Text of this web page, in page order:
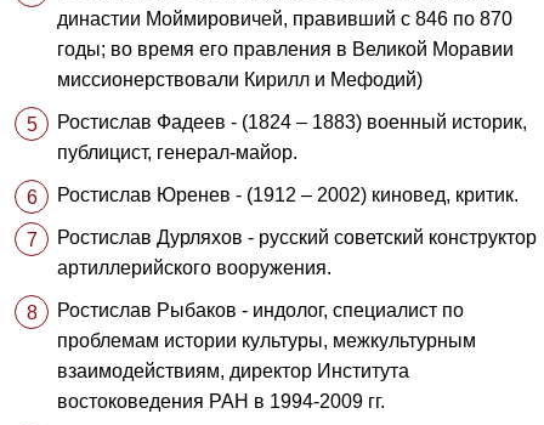
династии Моймировичей, правивший с 846 по 870
годы; во время его правления в Великой Моравии
миссионерствовали Кирилл и Мефодий)
Ростислав Фадеев - (1824 – 1883) военный историк,
публицист, генерал-майор.
Ростислав Юренев - (1912 – 2002) киновед, критик.
Ростислав Дурляхов - русский советский конструктор
артиллерийского вооружения.
Ростислав Рыбаков - индолог, специалист по
проблемам истории культуры, межкультурным
взаимодействиям, директор Института
востоковедения РАН в 1994-2009 гг.